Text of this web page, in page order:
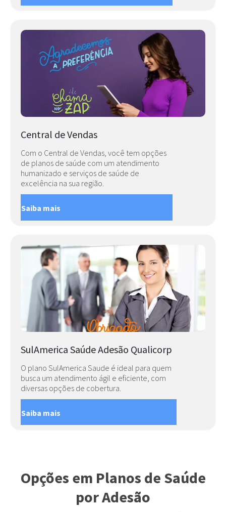
Central de Vendas
Com o Central de Vendas, você tem opções
de planos de saúde com um atendimento
humanizado e serviços de saúde de
excelência na sua região.
Saiba mais
SulAmerica Saúde Adesão Qualicorp
O plano SulAmerica Saude é ideal para quem
busca um atendimento ágil e eficiente, com
diversas opções de cobertura.
Saiba mais
Opções em Planos de Saúde
por Adesão